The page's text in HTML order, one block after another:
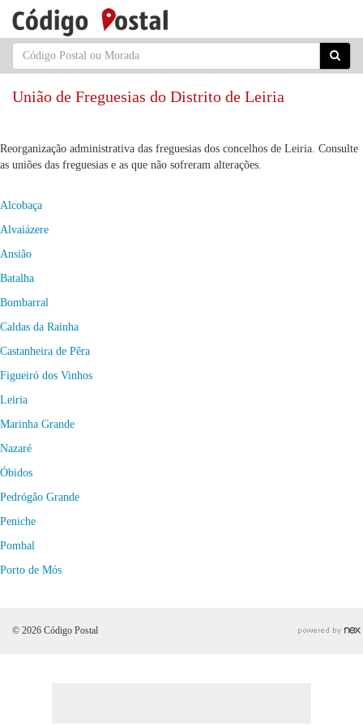
União de Freguesias do Distrito de Leiria
Reorganização administrativa das freguesias dos concelhos de Leiria. Consulte
as uniões das freguesias e as que não sofreram alterações.
Alcobaça
Alvaiázere
Ansião
Batalha
Bombarral
Caldas da Rainha
Castanheira de Pêra
Figueiró dos Vinhos
Leiria
Marinha Grande
Nazaré
Óbidos
Pedrógão Grande
Peniche
Pombal
Porto de Mós
© 2026 Código Postal